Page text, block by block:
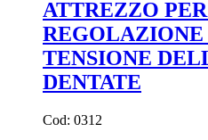
ATTREZZO
TENSIONE
DENTATE
Cod: 0312